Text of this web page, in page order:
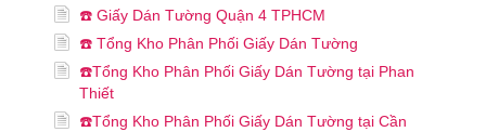
☎️ Giấy Dán Tường Quận 4 TPHCM
☎️ Tổng Kho Phân Phối Giấy Dán Tường
☎️Tổng Kho Phân Phối Giấy Dán Tường tại Phan
Thiết
☎️Tổng Kho Phân Phối Giấy Dán Tường tại Cần